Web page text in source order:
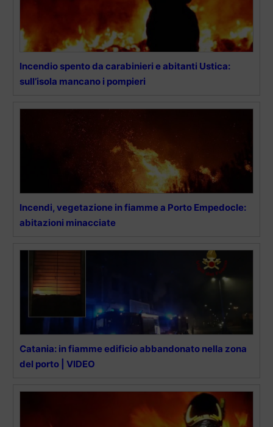
Incendio spento da carabinieri e abitanti Ustica:
sull’isola mancano i pompieri
Incendi, vegetazione in fiamme a Porto Empedocle:
abitazioni minacciate
Catania: in fiamme edificio abbandonato nella zona
del porto | VIDEO